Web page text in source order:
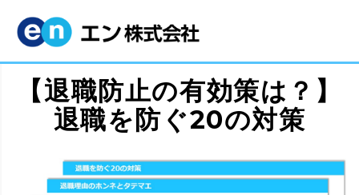
【退職防止の有効策は？】
退職を防ぐ20の対策